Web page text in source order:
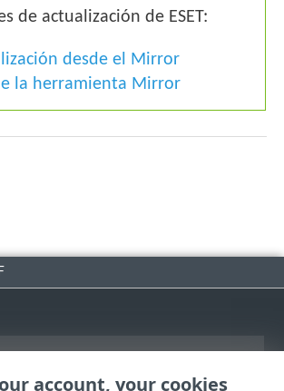
de actualización de ESET:
desde el Mirror
la herramienta Mirror
account, your cookies